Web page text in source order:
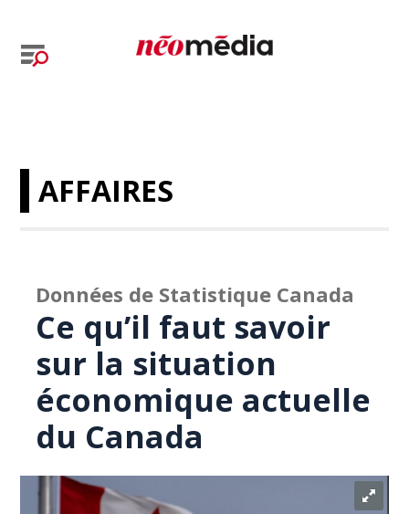
AFFAIRES
Données de Statistique Canada
Ce qu’il faut savoir
sur la situation
économique actuelle
du Canada